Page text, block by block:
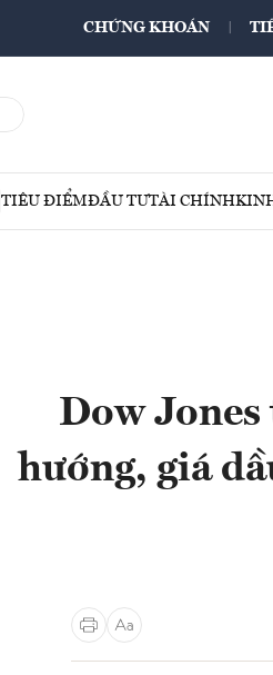
CHỨNG KHOÁN
TIÊU ĐIỂMĐẦU TƯTÀI CHÍNH
Dow
hướng, giá